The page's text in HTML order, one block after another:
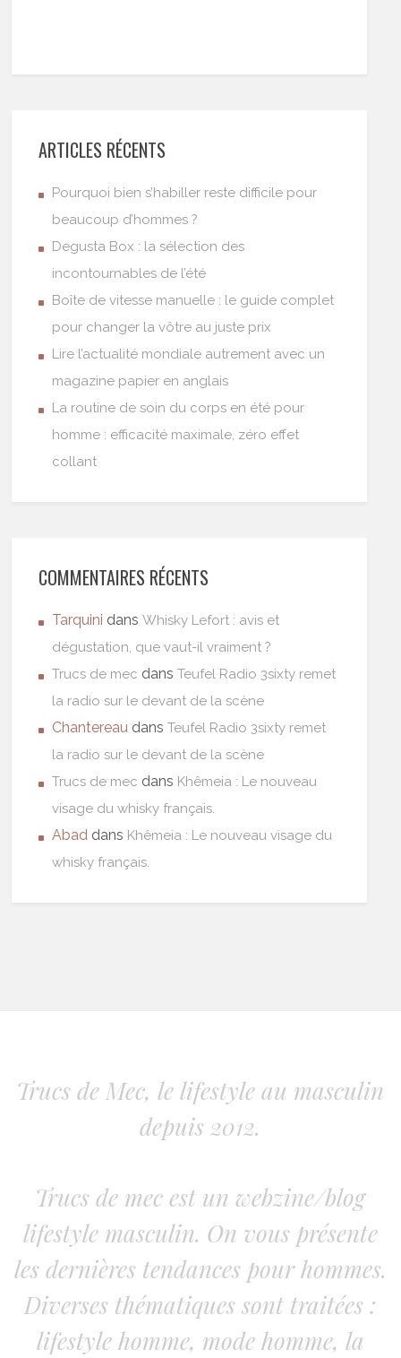
ARTICLES RÉCENTS
Pourquoi bien s’habiller reste difficile pour
beaucoup d’hommes ?
Degusta Box : la sélection des
incontournables de l’été
Boîte de vitesse manuelle : le guide complet
pour changer la vôtre au juste prix
Lire l’actualité mondiale autrement avec un
magazine papier en anglais
La routine de soin du corps en été pour
homme : efficacité maximale, zéro effet
collant
COMMENTAIRES RÉCENTS
Tarquini dansWhisky Lefort : avis et
dégustation, que vaut-il vraiment ?
Trucs de mec dansTeufel Radio 3sixty remet
la radio sur le devant de la scène
Chantereau dansTeufel Radio 3sixty remet
la radio sur le devant de la scène
Trucs de mec dans Khêmeia : Le nouveau
visage du whisky français.
Abad dans Khêmeia : Le nouveau visage du
whisky français.
Trucs de Mec, le lifestyle au masculin
depuis 2012.
Trucs de mec est un webzine/blog
lifestyle masculin. On vous présente
les dernières tendances pour hommes.
Diverses thématiques sont traitées :
lifestyle homme, mode homme, la